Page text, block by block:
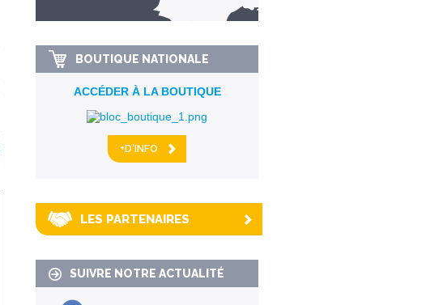
km alentour
BOUTIQUE NATIONALE
ACCÉDER À LA BOUTIQUE
+D'INFO
LES PARTENAIRES
SUIVRE NOTRE ACTUALITÉ